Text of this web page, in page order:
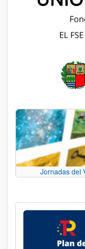
Jornadas del